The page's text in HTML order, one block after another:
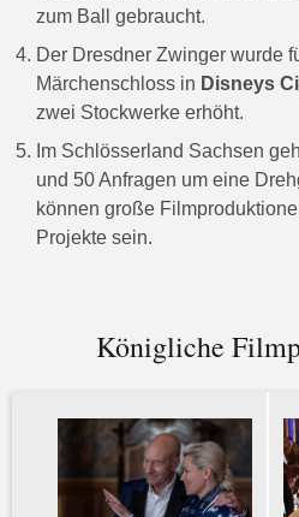
zum Ball gebraucht.
Der Dresdner Zwinger wurde
Märchenschloss in Disneys
zwei Stockwerke erhöht.
Im Schlösserland Sachsen
und 50 Anfragen um eine
können große
Projekte sein.
Königliche